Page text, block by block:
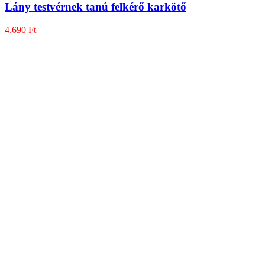
Lány testvérnek tanú felkérő karkötő
4.690 Ft